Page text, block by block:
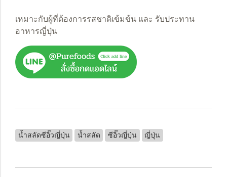
เหมาะกับผู้ที่ต้องการรสชาติเข้มข้น และ รับประทาน
อาหารญี่ปุ่น
น้ำสลัดซีอิ๊วญี่ปุ่น น้ำสลัด ซีอิ๊วญี่ปุ่น ญี่ปุ่น